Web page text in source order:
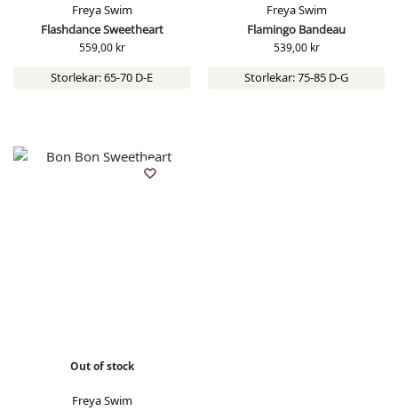
Freya Swim
Flashdance Sweetheart
559,00 kr
Storlekar: 65-70 D-E
Freya Swim
Flamingo Bandeau
539,00 kr
Storlekar: 75-85 D-G
Out of stock
Freya Swim